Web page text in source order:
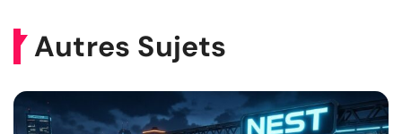
Autres Sujets